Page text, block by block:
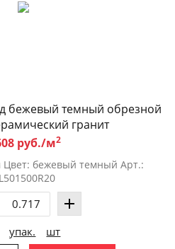
бежевый темный обрезной
гранит
руб./м2
Цвет: бежевый темный Арт.:
упак. шт